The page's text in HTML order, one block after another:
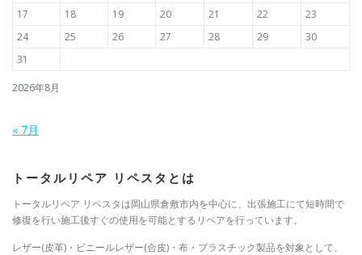
2026年8月
17
18 19 20 21 22
23
24
25 26 27 28 29
30
31
« 7月
トータルリペア リペスタとは
トータルリペア リペスタは岡山県倉敷市内を中心に、出張施工にて短時間で
修復を行い施工後すぐの使用を可能とするリペアを行っています。
レザー(皮革)・ビニールレザー(合皮)・布・プラスチック製品を対象として、